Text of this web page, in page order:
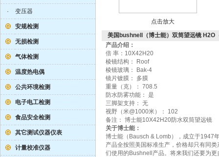
· 变压器
安规检测
无损检测
气体检测
温度热电偶
公共环境检测
电子电工检测
食品安全检测
其它测试仪器仪表
计量校准仪器
点击放大
美国bushnell（博士能）双筒望远镜 H2O
产品介绍：
倍 率：10X42H20
棱镜结构： Roof
棱镜玻璃： Bak-4
镜片镀膜： 多膜
重量（克）： 708.5
防水防雾功能： 是
三脚架支持： 无
视野（米@1000米）： 102
备注： 博士能10X42H20防水双筒望远镜
关于博士能：
博士能（Bausch & Lomb），成立于1947
产品全按照美国标准生产，价格却只有同
们使用的Bushnell产品。将来我们还要为